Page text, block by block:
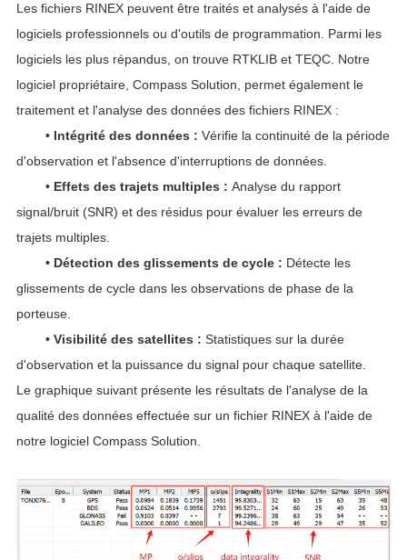
Les fichiers RINEX peuvent être traités et analysés à l'aide de
logiciels professionnels ou d'outils de programmation. Parmi les
logiciels les plus répandus, on trouve RTKLIB et TEQC. Notre
logiciel propriétaire, Compass Solution, permet également le
traitement et l'analyse des données des fichiers RINEX :
• Intégrité des données : Vérifie la continuité de la période
d'observation et l'absence d'interruptions de données.
• Effets des trajets multiples : Analyse du rapport
signal/bruit (SNR) et des résidus pour évaluer les erreurs de
trajets multiples.
• Détection des glissements de cycle : Détecte les
glissements de cycle dans les observations de phase de la
porteuse.
• Visibilité des satellites : Statistiques sur la durée
d'observation et la puissance du signal pour chaque satellite.
Le graphique suivant présente les résultats de l'analyse de la
qualité des données effectuée sur un fichier RINEX à l'aide de
notre logiciel Compass Solution.